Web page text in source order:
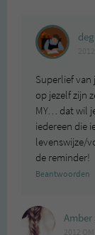
Superlief van
op jezelf zijn
MY… dat wil
iedereen die
levenswijze/
de reminder!
Beantwoorden
Amber